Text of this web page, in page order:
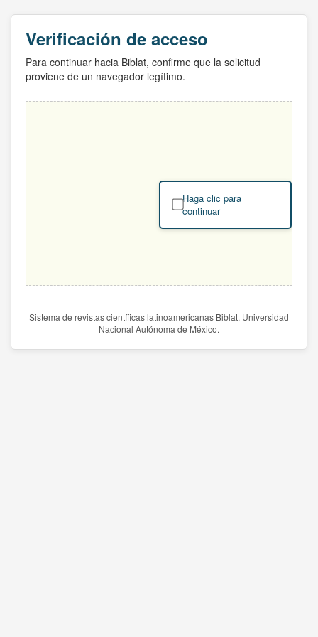
Verificación de acceso
Para continuar hacia Biblat, confirme que la solicitud
proviene de un navegador legítimo.
Haga clic para
continuar
Sistema de revistas científicas latinoamericanas Biblat. Universidad
Nacional Autónoma de México.